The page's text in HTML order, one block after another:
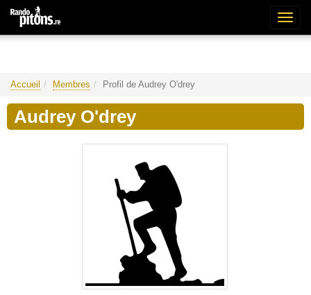
Accueil Membres Profil de Audrey O'drey
Audrey O'drey